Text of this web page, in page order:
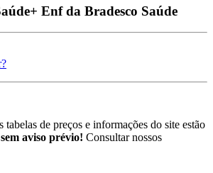
Enf da Bradesco Saúde
tabelas de preços e informações do site estão
aviso prévio! Consultar nossos